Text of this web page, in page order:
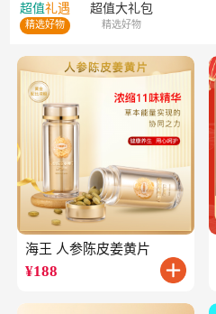
超值礼遇
精选好物
超值大礼包
精选好物
海王 人参陈皮姜黄片
¥188